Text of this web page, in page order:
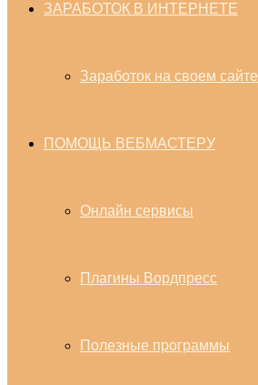
ЗАРАБОТОК В ИНТЕРНЕТЕ
Заработок на своем сайте
ПОМОЩЬ ВЕБМАСТЕРУ
Онлайн сервисы
Плагины Вордпресс
Полезные программы